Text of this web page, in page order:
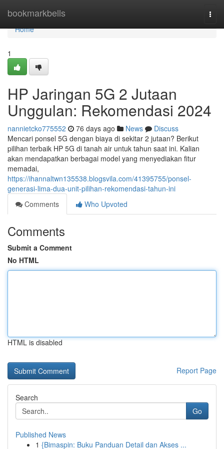
bookmarkbells
Home
Home
1
HP Jaringan 5G 2 Jutaan
Unggulan: Rekomendasi 2024
nannietcko775552 76 days ago News
Discuss
Mencari ponsel 5G dengan biaya di sekitar 2 jutaan? Berikut
pilihan terbaik HP 5G di tanah air untuk tahun saat ini. Kalian
akan mendapatkan berbagai model yang menyediakan fitur
memadai,
https://ihannaltwn135538.blogsvila.com/41395755/ponsel-
generasi-lima-dua-unit-pilihan-rekomendasi-tahun-ini
Comments
Who Upvoted
Comments
Submit a Comment
No HTML
HTML is disabled
Report Page
Search
Go
Published News
1 {Bimaspin: Buku Panduan Detail dan Akses ...